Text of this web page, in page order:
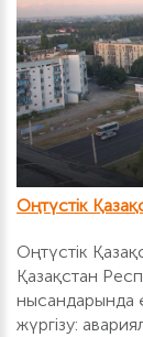
Оңтүстік
Оңтүстік
Қазақстан
нысандарында
жүргізу: